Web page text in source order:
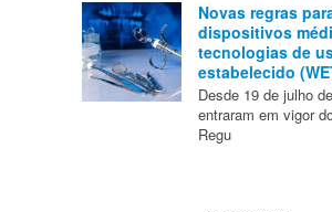
Novas regras
dispositivos
tecnologias de
estabelecido
Desde 19 de julho
entraram em vigor
Regu